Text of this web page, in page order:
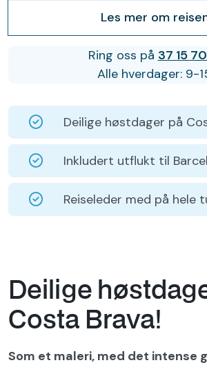
Les mer om
Ring oss på 37 15
Alle hverdager: 9-
Deilige høstdager på
Inkludert utflukt til
Reiseleder med på hele
Deilige
Costa Brava!
Som et maleri, med det intense